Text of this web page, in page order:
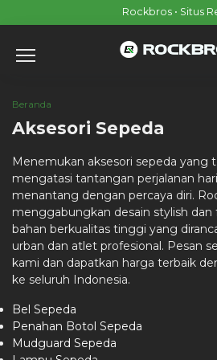
to
Rockbros • Situs
Beranda
Aksesori Sepeda
Menemukan aksesori sepeda
mengatasi tantangan perjalanan
menantang dengan percaya diri.
menggabungkan desain stylish dan
bahan berkualitas tinggi yang
urban dan atlet profesional. Pesan
kami dan dapatkan harga terbaik
ke seluruh Indonesia.
Bel Sepeda
Penahan Botol Sepeda
Mudguard Sepeda